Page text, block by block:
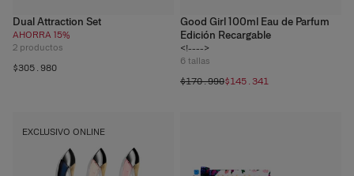
Dual Attraction Set
AHORRA 15%
2 productos
$305.980
Good Girl 100ml Eau de Parfum
Edición Recargable
<!---->
6 tallas
$170.990$145.341
EXCLUSIVO ONLINE